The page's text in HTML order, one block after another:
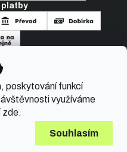
poskytování funkcí
využíváme
zde.
Souhlasím
platby
. Všechna práva